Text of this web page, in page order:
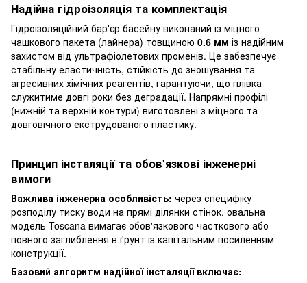
Надійна гідроізоляція та комплектація
Гідроізоляційний бар'єр басейну виконаний із міцного
чашкового пакета (лайнера) товщиною 0.6 мм із надійним
захистом від ультрафіолетових променів. Це забезпечує
стабільну еластичність, стійкість до зношування та
агресивних хімічних реагентів, гарантуючи, що плівка
служитиме довгі роки без деградації. Напрямні профілі
(нижній та верхній контури) виготовлені з міцного та
довговічного екструдованого пластику.
Принцип інсталяції та обов'язкові інженерні
вимоги
Важлива інженерна особливість: через специфіку
розподілу тиску води на прямі ділянки стінок, овальна
модель Toscana вимагає обов'язкового часткового або
повного заглиблення в ґрунт із капітальним посиленням
конструкції.
Базовий алгоритм надійної інсталяції включає: